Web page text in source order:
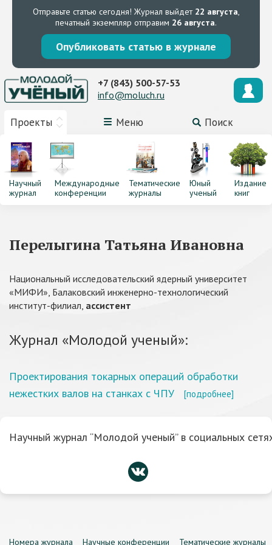
Отправьте статью сегодня! Журнал выйдет 22 августа,
печатный экземпляр отправим 26 августа.
Опубликовать статью в журнале
Проекты Меню Поиск
+7 (843) 500-57-53
info@moluch.ru
Научный
журнал
Международные
конференции
Тематические
журналы
Юный
ученый
Издание
книг
Перелыгина Татьяна Ивановна
Национальный исследовательский ядерный университет
«МИФИ», Балаковский инженерно-технологический
институт-филиал, ассистент
Журнал «Молодой ученый»:
Проектирования токарных операций обработки
нежестких валов на станках с ЧПУ
[подробнее]
Научный журнал “Молодой ученый” в социальных
Номера журнала Научные конференции Тематические журналы